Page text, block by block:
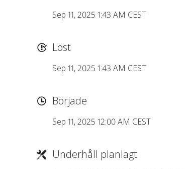
Sep 11, 2025 1:43 AM CEST
Löst
Sep 11, 2025 1:43 AM CEST
Började
Sep 11, 2025 12:00 AM CEST
Underhåll planlagt